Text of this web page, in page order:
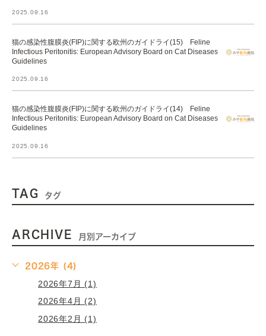
2025.09.16
猫の感染性腹膜炎(FIP)に関する欧州のガイドライ(15) Feline
Infectious Peritonitis: European Advisory Board on Cat Diseases
Guidelines
2025.09.16
猫の感染性腹膜炎(FIP)に関する欧州のガイドライ(14) Feline
Infectious Peritonitis: European Advisory Board on Cat Diseases
Guidelines
2025.09.16
TAG タグ
ARCHIVE 月別アーカイブ
2026年 (4)
2026年7月 (1)
2026年4月 (2)
2026年2月 (1)